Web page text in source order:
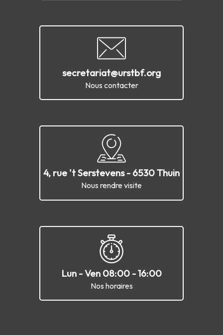
secretariat@urstbf.org
Nous contacter
4, rue 't Serstevens - 6530 Thuin
Nous rendre visite
Lun - Ven 08:00 - 16:00
Nos horaires